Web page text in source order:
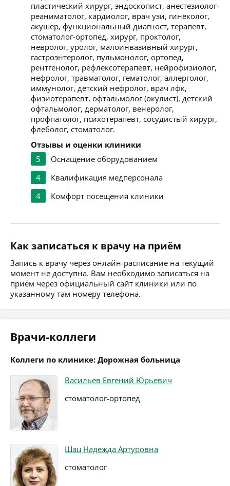
пластический хирург, эндоскопист, анестезиолог-
реаниматолог, кардиолог, врач узи, гинеколог,
акушер, функциональный диагност, терапевт,
стоматолог-ортопед, хирург, проктолог,
невролог, уролог, малоинвазивный хирург,
гастроэнтеролог, пульмонолог, ортопед,
рентгенолог, рефлексотерапевт, нейрофизиолог,
нефролог, травматолог, гематолог, аллерголог,
иммунолог, детский нефролог, врач лфк,
физиотерапевт, офтальмолог (окулист), детский
офтальмолог, дерматолог, венеролог,
профпатолог, психотерапевт, сосудистый хирург,
флеболог, стоматолог.
Отзывы и оценки клиники
5
Оснащение оборудованием
4
Квалификация медперсонала
4
Комфорт посещения клиники
Как записаться к врачу на приём
Запись к врачу через онлайн-расписание на текущий
момент не доступна. Вам необходимо записаться на
приём через официальный сайт клиники или по
указанному там номеру телефона.
Врачи-коллеги
Коллеги по клинике: Дорожная больница
Васильев Евгений Юрьевич
стоматолог-ортопед
Шац Надежда Артуровна
стоматолог